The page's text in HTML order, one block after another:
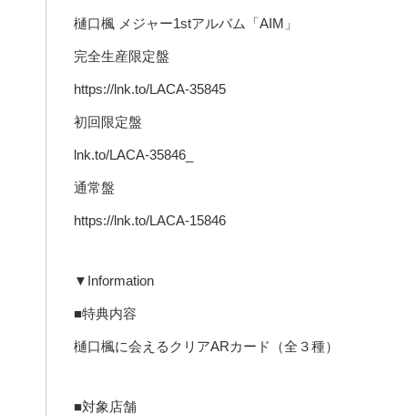
樋口楓 メジャー1stアルバム「AIM」
完全生産限定盤
https://lnk.to/LACA-35845
初回限定盤
lnk.to/LACA-35846_
通常盤
https://lnk.to/LACA-15846
▼Information
■特典内容
樋口楓に会えるクリアARカード（全３種）
■対象店舗